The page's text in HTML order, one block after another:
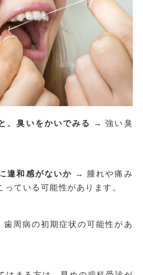
、臭いをかいでみる
→ 強い臭
違和感がないか → 腫れや痛み
っている可能性があります。
周病の初期症状の可能性があ